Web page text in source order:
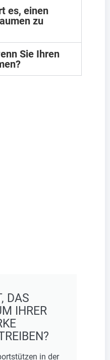
es, einen
zu
Sie Ihren
DAS
IHRER
in der